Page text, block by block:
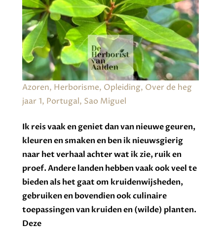
Azoren, Herborisme, Opleiding, Over de heg
jaar 1, Portugal, Sao Miguel
Ik reis vaak en geniet dan van nieuwe geuren,
kleuren en smaken en ben ik nieuwsgierig
naar het verhaal achter wat ik zie, ruik en
proef. Andere landen hebben vaak ook veel te
bieden als het gaat om kruidenwijsheden,
gebruiken en bovendien ook culinaire
toepassingen van kruiden en (wilde) planten.
Deze